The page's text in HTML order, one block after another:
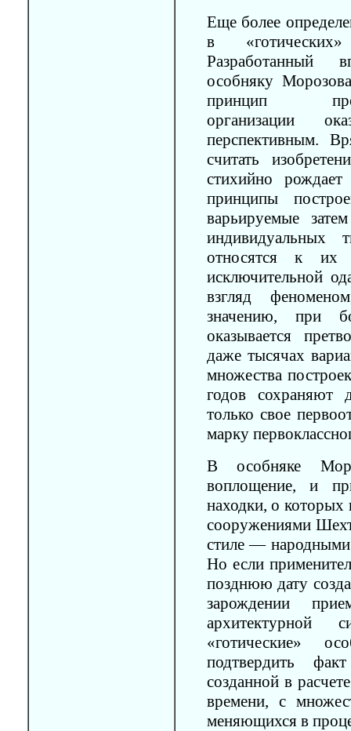
Еще более
в
Разработанный
особняку
принцип
организации
перспективным.
считать
стихийно рождает
принципы
варьируемые
индивидуальных
относятся к их
исключительной
взгляд
значению, при
оказывается
даже тысячах
множества
годов сохраняют
только свое
марку
В особняке
воплощение, и
находки, о которых
сооружениями
стиле —
Но если
позднюю дату
зарождении
архитектурной
«готические»
подтвердить
созданной в
времени, с
меняющихся в